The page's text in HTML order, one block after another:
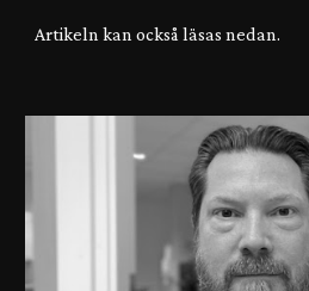
Artikeln kan också läsas nedan.